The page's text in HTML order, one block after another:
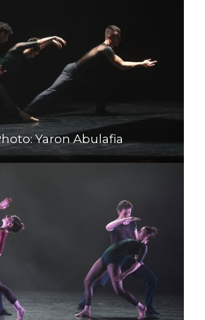
Yaron Abulafia